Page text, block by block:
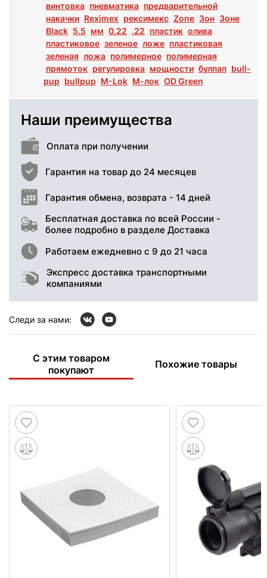
винтовка пневматика предварительной
накачки Reximex рексимекс Zone Зон Зоне
Black 5.5 мм 0.22 .22 пластик олива
пластиковое зеленое ложе пластиковая
зеленая ложа полимерное полимерная
прямоток регулировка мощности булпап bull-
pup bullpup M-Lok М-лок OD Green
Наши преимущества
Оплата при получении
Гарантия на товар до 24 месяцев
Гарантия обмена, возврата - 14 дней
Бесплатная доставка по всей России -
более подробно в разделе Доставка
Работаем ежедневно с 9 до 21 часа
Экспресс доставка транспортными
компаниями
Следи за нами:
С этим товаром
покупают
Похожие товары